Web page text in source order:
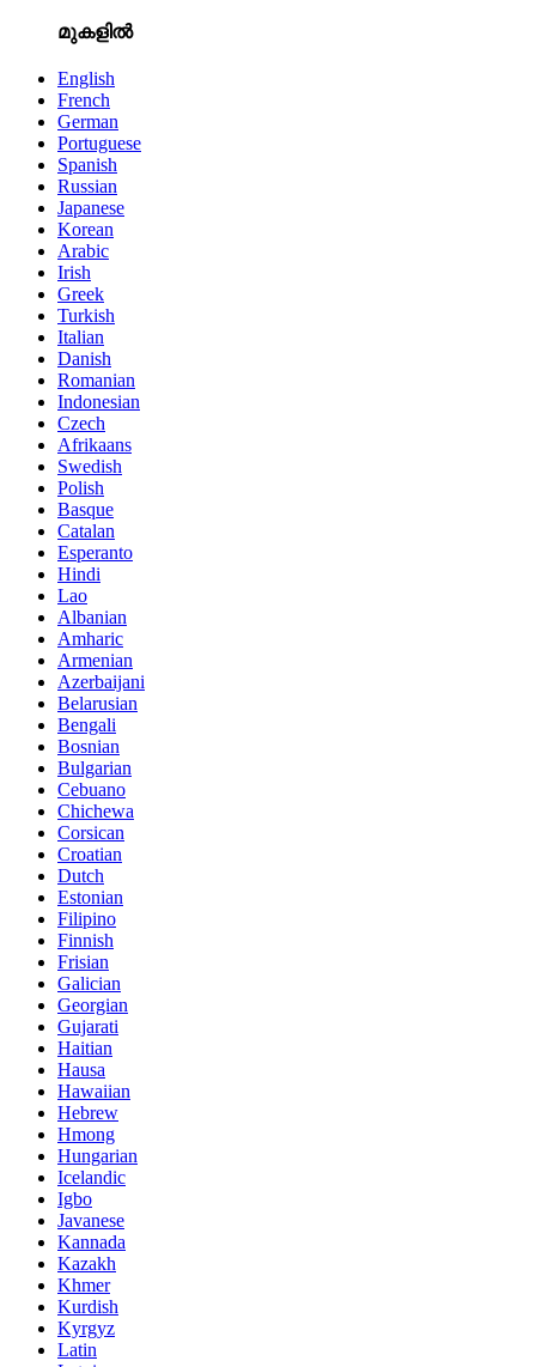
മുകളിൽ
English
French
German
Portuguese
Spanish
Russian
Japanese
Korean
Arabic
Irish
Greek
Turkish
Italian
Danish
Romanian
Indonesian
Czech
Afrikaans
Swedish
Polish
Basque
Catalan
Esperanto
Hindi
Lao
Albanian
Amharic
Armenian
Azerbaijani
Belarusian
Bengali
Bosnian
Bulgarian
Cebuano
Chichewa
Corsican
Croatian
Dutch
Estonian
Filipino
Finnish
Frisian
Galician
Georgian
Gujarati
Haitian
Hausa
Hawaiian
Hebrew
Hmong
Hungarian
Icelandic
Igbo
Javanese
Kannada
Kazakh
Khmer
Kurdish
Kyrgyz
Latin